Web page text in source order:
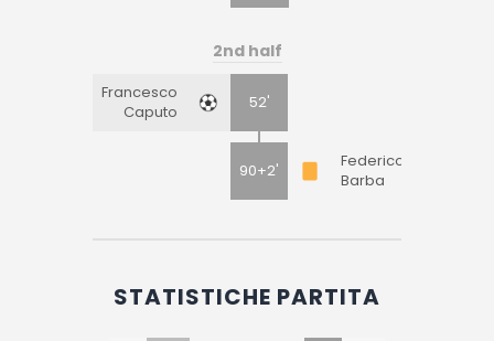
2nd half
Francesco
Caputo
52'
90+2'
Federico
Barba
STATISTICHE PARTITA